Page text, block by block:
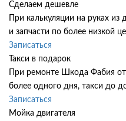
Сделаем дешевле
При калькуляции на руках
и запчасти по более низкой
Записаться
Такси в подарок
При ремонте Шкода Фабия
более одного дня, такси до
Записаться
Мойка двигателя